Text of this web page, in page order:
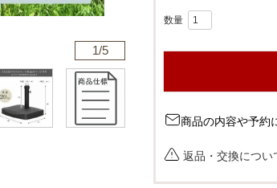
1/5
商品の内容や予約
返品・交換につい